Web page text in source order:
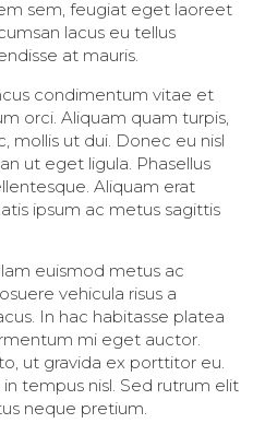
sem, feugiat eget laoreet
lacus eu tellus
at mauris.
condimentum vitae et
orci. Aliquam quam turpis,
mollis ut dui. Donec eu nisl
ut eget ligula. Phasellus
Aliquam erat
ipsum ac metus sagittis
euismod metus ac
vehicula risus a
In hac habitasse platea
mi eget auctor.
ut gravida ex porttitor eu.
tempus nisl. Sed rutrum elit
neque pretium.